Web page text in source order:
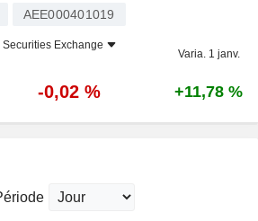
AEE000401019
Exchange
Varia. 1 janv.
-0,02 % +11,78 %